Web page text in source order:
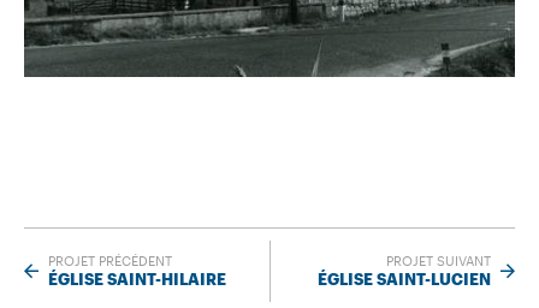
PROJET PRÉCÉDENT
ÉGLISE SAINT-HILAIRE
PROJET SUIVANT
ÉGLISE SAINT-LUCIEN